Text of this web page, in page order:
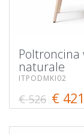
Poltroncina
naturale
ITPODMKI02
€ 526 € 421